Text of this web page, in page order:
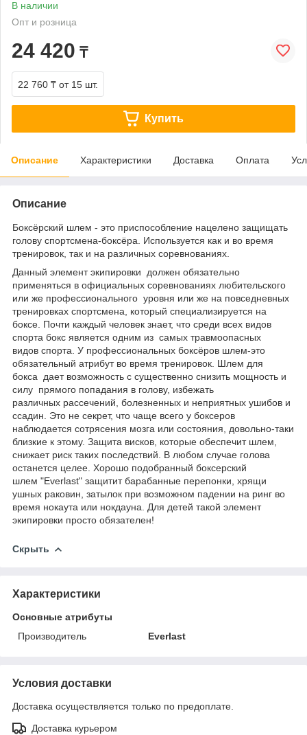
В наличии
Опт и розница
24 420 ₸
22 760 ₸ от 15 шт.
Купить
Описание Характеристики Доставка Оплата
Описание
Боксёрский шлем - это приспособление нацелено защищать
голову спортсмена-боксёра. Используется как и во время
тренировок, так и на различных соревнованиях.
Данный элемент экипировки должен обязательно
применяться в официальных соревнованиях любительского
или же профессионального уровня или же на повседневных
тренировках спортсмена, который специализируется на
боксе. Почти каждый человек знает, что среди всех видов
спорта бокс является одним из самых травмоопасных
видов спорта. У профессиональных боксёров шлем-это
обязательный атрибут во время тренировок. Шлем для
бокса дает возможность с существенно снизить мощность и
силу прямого попадания в голову, избежать
различных рассечений, болезненных и неприятных ушибов и
ссадин. Это не секрет, что чаще всего у боксеров
наблюдается сотрясения мозга или состояния, довольно-таки
близкие к этому. Защита висков, которые обеспечит шлем,
снижает риск таких последствий. В любом случае голова
останется целее. Хорошо подобранный боксерский
шлем "Everlast" защитит барабанные перепонки, хрящи
ушных раковин, затылок при возможном падении на ринг во
время нокаута или нокдауна. Для детей такой элемент
экипировки просто обязателен!
Скрыть
Характеристики
Основные атрибуты
Производитель
Everlast
Условия доставки
Доставка осуществляется только по предоплате.
Доставка курьером